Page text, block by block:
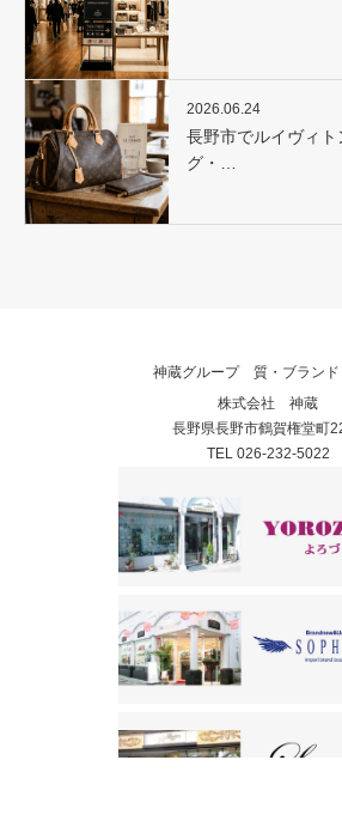
2026.06.24
長野市でルイヴィ
グ・…
神蔵グループ 質・ブランド
株式会社 神蔵
長野県長野市鶴賀権堂町
TEL 026-232-5022